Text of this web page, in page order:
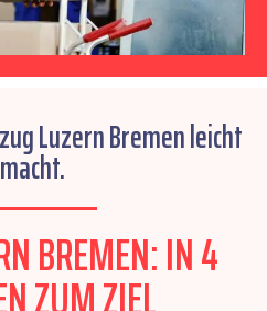
Luzern Bremen leicht
BREMEN: IN 4